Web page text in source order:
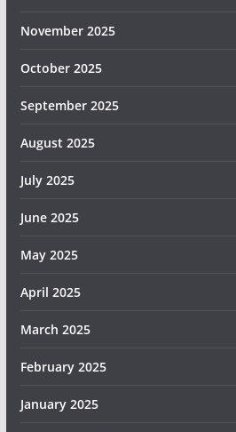
November 2025
October 2025
September 2025
August 2025
July 2025
June 2025
May 2025
April 2025
March 2025
February 2025
January 2025